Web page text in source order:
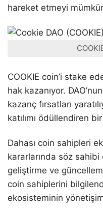
hareket etmeyi mümkün
COOKIE coin’i stake
hak kazanıyor.
kazanç fırsatları
katılımı ödüllendiren
Dahası coin sahipleri
kararlarında söz
geliştirme ve
coin sahiplerini
ekosisteminin